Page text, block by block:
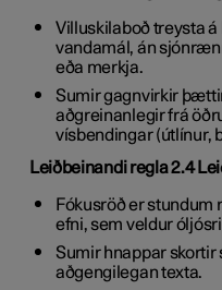
Villuskilaboð treysta á
vandamál, án
eða merkja.
Sumir gagnvirkir
aðgreinanlegir frá
vísbendingar (útlínur,
Leiðbeinandi regla 2.4
Fókusröð er
efni, sem veldur
Sumir hnappar
aðgengilegan texta.